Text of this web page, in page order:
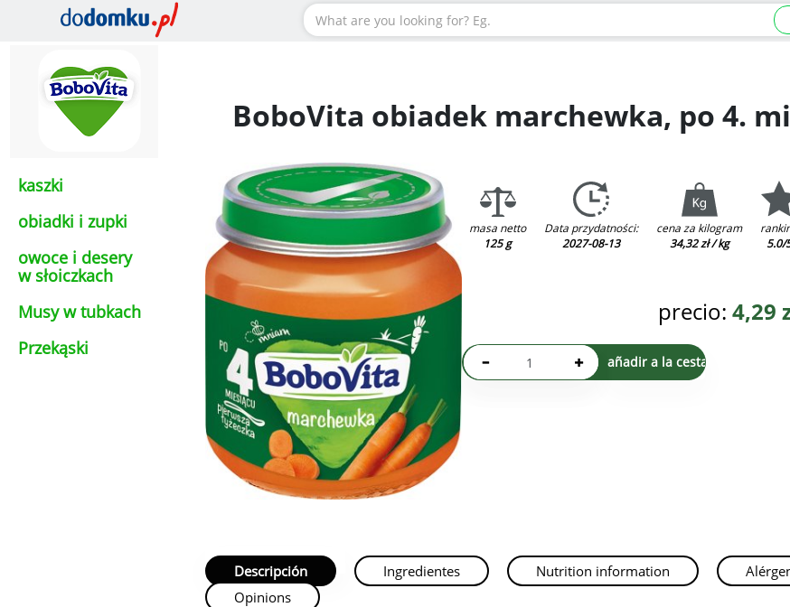
kaszki
obiadki i zupki
owoce i desery
w słoiczkach
Musy w tubkach
Przekąski
BoboVita obiadek marchewka, po 4.
masa netto
125 g
Data przydatności:
2027-08-13
cena za kilogram
34,32 zł / kg
5.0/
precio: 4,29
Descripción Ingredientes Nutrition information
Opinions